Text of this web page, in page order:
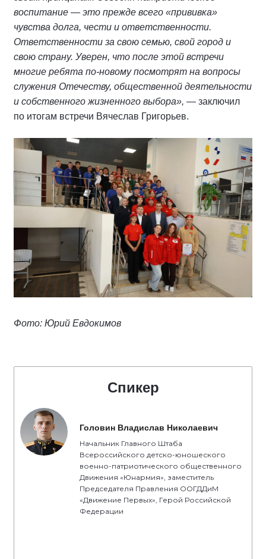
воспитание — это прежде всего «прививка»
чувства долга, чести и ответственности.
Ответственности за свою семью, свой город и
свою страну. Уверен, что после этой встречи
многие ребята по-новому посмотрят на вопросы
служения Отечеству, общественной деятельности
и собственного жизненного выбора», — заключил
по итогам встречи Вячеслав Григорьев.
Фото: Юрий Евдокимов
Спикер
Головин Владислав Николаевич
Начальник Главного Штаба
Всероссийского детско-юношеского
военно-патриотического общественного
Движения «Юнармия», заместитель
Председателя Правления ООГДДиМ
«Движение Первых», Герой Российской
Федерации